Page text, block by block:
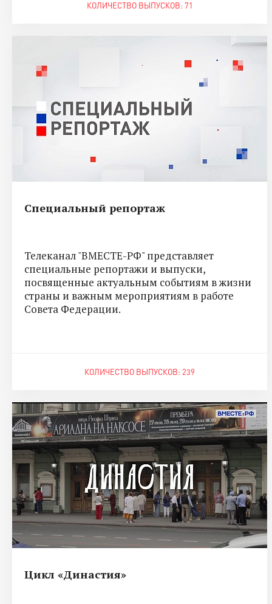
КОЛИЧЕСТВО ВЫПУСКОВ: 71
Специальный репортаж
Телеканал "ВМЕСТЕ-РФ" представляет
специальные репортажи и выпуски,
посвященные актуальным событиям в жизни
страны и важным мероприятиям в работе
Совета Федерации.
КОЛИЧЕСТВО ВЫПУСКОВ: 239
Цикл «Династия»